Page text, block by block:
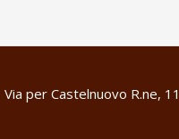
Via per Castelnuovo R.ne,